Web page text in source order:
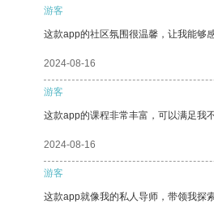
游客
这款app的社区氛围很温馨，让我能够
2024-08-16
游客
这款app的课程非常丰富，可以满足我
2024-08-16
游客
这款app就像我的私人导师，带领我探